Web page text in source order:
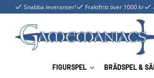
Snabba leveranser! Fraktfritt över 1000 kr
FIGURSPEL BRÄDSPEL &